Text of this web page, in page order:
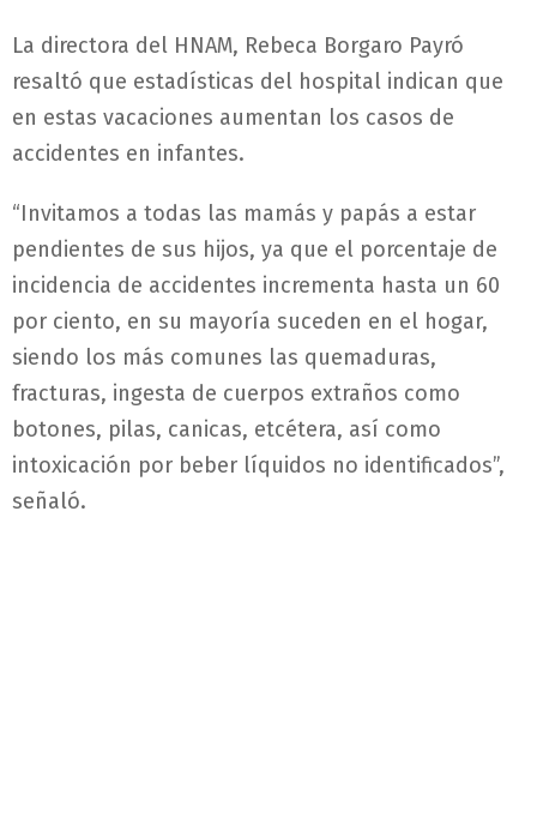
La directora del HNAM, Rebeca Borgaro Payró
resaltó que estadísticas del hospital indican que
en estas vacaciones aumentan los casos de
accidentes en infantes.
“Invitamos a todas las mamás y papás a estar
pendientes de sus hijos, ya que el porcentaje de
incidencia de accidentes incrementa hasta un 60
por ciento, en su mayoría suceden en el hogar,
siendo los más comunes las quemaduras,
fracturas, ingesta de cuerpos extraños como
botones, pilas, canicas, etcétera, así como
intoxicación por beber líquidos no identificados”,
señaló.